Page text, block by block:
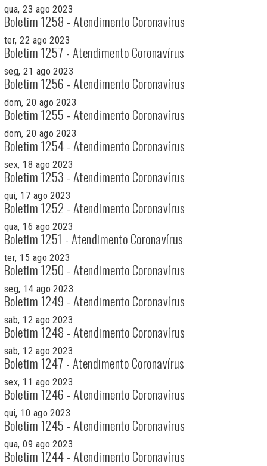
qua, 23 ago 2023
Boletim 1258 - Atendimento Coronavírus
ter, 22 ago 2023
Boletim 1257 - Atendimento Coronavírus
seg, 21 ago 2023
Boletim 1256 - Atendimento Coronavírus
dom, 20 ago 2023
Boletim 1255 - Atendimento Coronavírus
dom, 20 ago 2023
Boletim 1254 - Atendimento Coronavírus
sex, 18 ago 2023
Boletim 1253 - Atendimento Coronavírus
qui, 17 ago 2023
Boletim 1252 - Atendimento Coronavírus
qua, 16 ago 2023
Boletim 1251 - Atendimento Coronavírus
ter, 15 ago 2023
Boletim 1250 - Atendimento Coronavírus
seg, 14 ago 2023
Boletim 1249 - Atendimento Coronavírus
sab, 12 ago 2023
Boletim 1248 - Atendimento Coronavírus
sab, 12 ago 2023
Boletim 1247 - Atendimento Coronavírus
sex, 11 ago 2023
Boletim 1246 - Atendimento Coronavírus
qui, 10 ago 2023
Boletim 1245 - Atendimento Coronavírus
qua, 09 ago 2023
Boletim 1244 - Atendimento Coronavírus